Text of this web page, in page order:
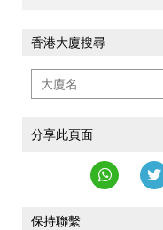
香港大廈搜尋
分享此頁面
保持聯繫